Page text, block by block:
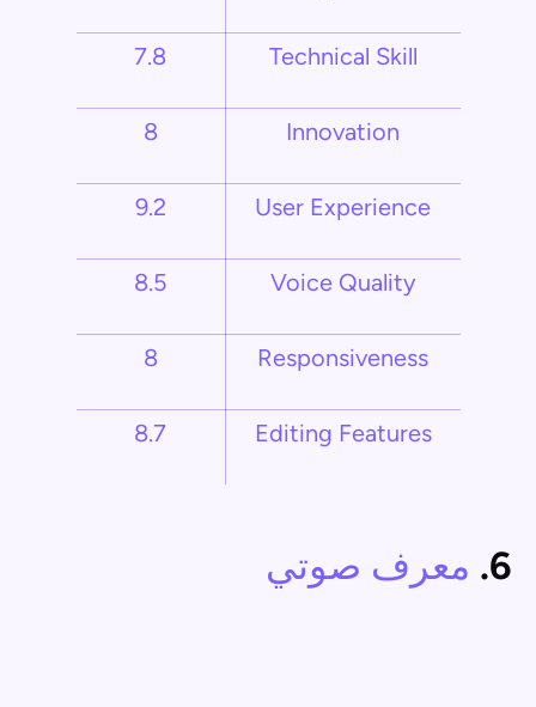
Technical Skill
7.8
Innovation
8
User Experience
9.2
Voice Quality
8.5
Responsiveness
8
Editing Features
8.7
6. معرف صوتي